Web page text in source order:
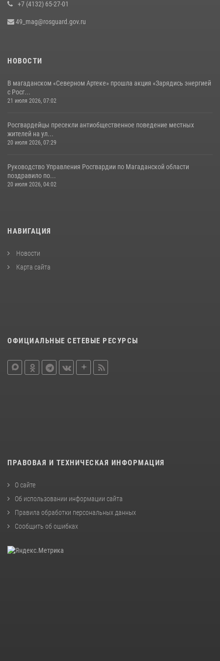
+7 (4132) 65-27-01
49_mag@rosguard.gov.ru
НОВОСТИ
В магаданском «Северном Артеке» прошла акция «Зарядись энергией
с Росг...
21 июля 2026, 07:02
Росгвардейцы пресекли антиобщественное поведение местных
жителей на ул...
20 июля 2026, 07:29
Руководство Управления Росгвардии по Магаданской области
поздравило по...
20 июля 2026, 04:02
НАВИГАЦИЯ
Новости
Карта сайта
ОФИЦИАЛЬНЫЕ СЕТЕВЫЕ РЕСУРСЫ
ПРАВОВАЯ И ТЕХНИЧЕСКАЯ ИНФОРМАЦИЯ
О сайте
Об использовании информации сайта
Правила обработки персональных данных
Сообщить об ошибках